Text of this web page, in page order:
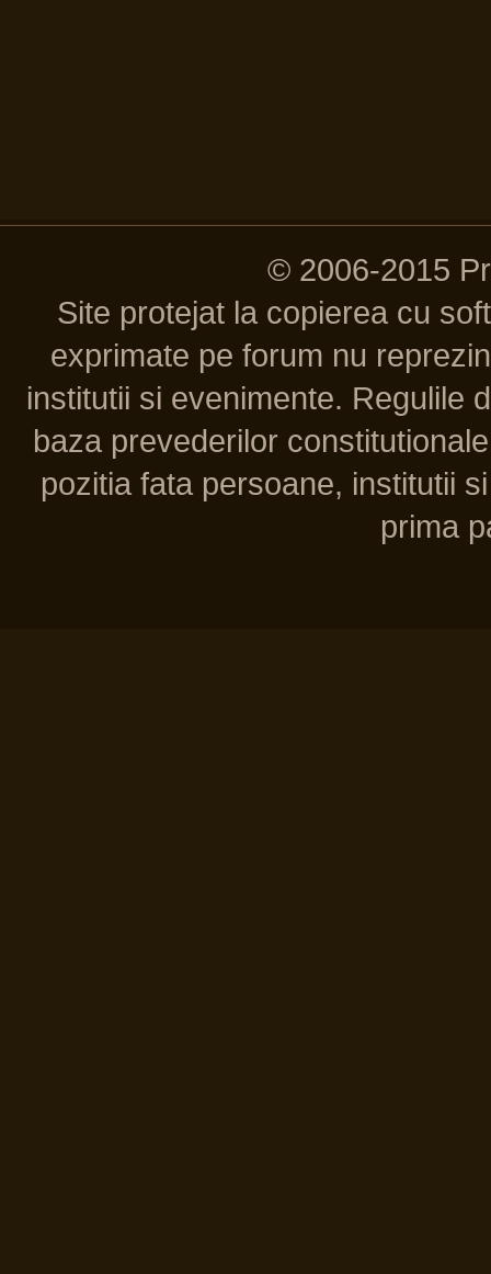
© 2006-2015
Site protejat la copierea cu
exprimate pe forum nu
institutii si evenimente. Regulile
baza prevederilor
pozitia fata persoane, institutii
prima